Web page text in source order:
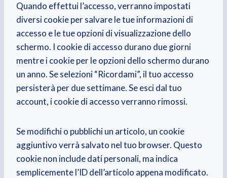
Quando effettui l’accesso, verranno impostati
diversi cookie per salvare le tue informazioni di
accesso e le tue opzioni di visualizzazione dello
schermo. I cookie di accesso durano due giorni
mentre i cookie per le opzioni dello schermo durano
un anno. Se selezioni “Ricordami”, il tuo accesso
persisterà per due settimane. Se esci dal tuo
account, i cookie di accesso verranno rimossi.
Se modifichi o pubblichi un articolo, un cookie
aggiuntivo verrà salvato nel tuo browser. Questo
cookie non include dati personali, ma indica
semplicemente l’ID dell’articolo appena modificato.